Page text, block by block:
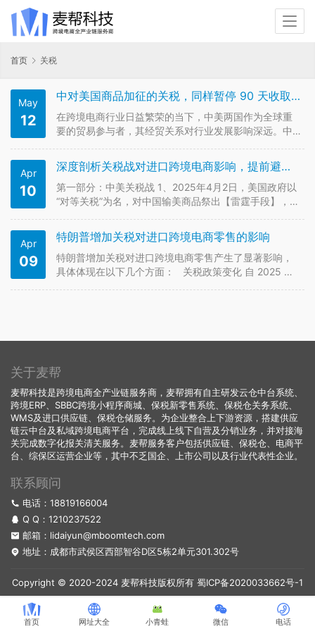
首页 关税
May
12
中对美国商品加征的关税，同样暂停 90 天收取 24% 的关税，保留 10% 的关税
在跨境电商行业日益繁荣的当下，中美两国作为全球重
要的贸易参与者，其经贸关系对行业发展影响深远。中
边经贸关系对两国及全球经济的重要意义，也深知只有
建立可持续、长期且互利的经贸关系，才能让两国企业
和消费者，尤其是从事跨境电商业务…
Apr
10
深度剖析关税战对进口跨境电商影响，提前避坑！
第一部分：中美关税战 1、2025年4月2日，美国政府以
“对等关税”为名，对中国输美商品祭出【雷霆手段】，单
易格局。2、2025年4月4日，中国国务院关税税则委员
会发布《税委会公告2025年第4号》，以以牙还牙之势
宣布：自…
Apr
09
特朗普增加关税对进口跨境电商零售的影响
特朗普增加关税对进口跨境电商零售产生了显著影响，
具体体现在以下几个方面： 关税政策变化 自 2025 年
关于麦帮
麦帮科技是跨境电商全产业链服务商，麦帮拥有自主研发云仓中台系统、
跨境ERP、SBBC跨境小程序商城、保税新零售系统、保税仓关务系统、
WMS及进口供应链、保税仓储服务。为企业整合上下游资源，搭建供应
链云中台及私域跨境电商平台，完成线上线下自营及分销业务，并对接海
关完成数字化报关清关服务。麦帮服务客户包括供应链、保税仓、电商平
台、综保区运营企业等，其中不乏国企、上市公司以及行业代表性企业。
联系顾问
电话：18819166004
Q Q： 1210237522
邮箱：lidaiyun@mboomtech.com
地址：成都市武侯区西部智谷D区5栋2单元301.302号
Copyright © 2020-2024 麦帮科技版权所有 蜀ICP备2020033662号-1
首页 网址大全 小青蛙 微信 电话